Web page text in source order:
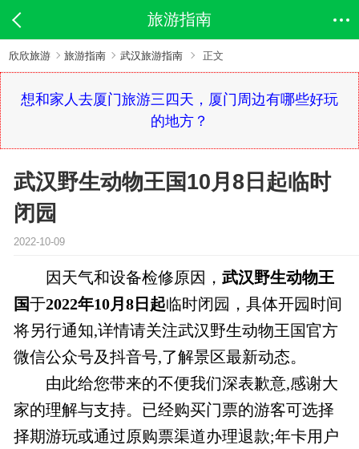
旅游指南
欣欣旅游 旅游指南 武汉旅游指南 正文
想和家人去厦门旅游三四天，厦门周边有哪些好玩
的地方？
武汉野生动物王国10月8日起临时
闭园
2022-10-09
因天气和设备检修原因， 武汉野生动物王
国于2022年10月8日起临时闭园，具体开园时间
将另行通知,详情请关注武汉野生动物王国官方
微信公众号及抖音号,了解景区最新动态。
由此给您带来的不便我们深表歉意,感谢大
家的理解与支持。已经购买门票的游客可选择
择期游玩或通过原购票渠道办理退款;年卡用户